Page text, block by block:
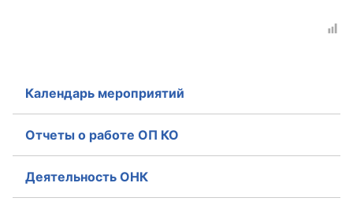
Календарь мероприятий
Отчеты о работе ОП КО
Деятельность ОНК